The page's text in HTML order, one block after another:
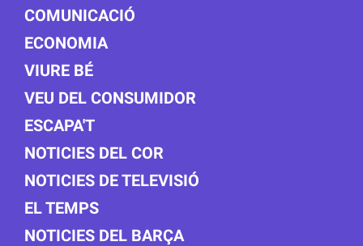
COMUNICACIÓ
ECONOMIA
VIURE BÉ
VEU DEL CONSUMIDOR
ESCAPA'T
NOTICIES DEL COR
NOTICIES DE TELEVISIÓ
EL TEMPS
NOTICIES DEL BARÇA